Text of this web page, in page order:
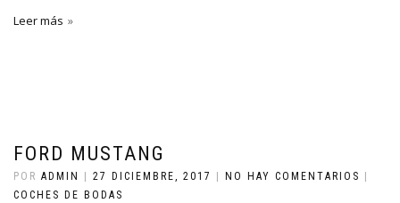
Leer más
FORD MUSTANG
POR ADMIN 27 DICIEMBRE, 2017 NO HAY COMENTARIOS
COCHES DE BODAS